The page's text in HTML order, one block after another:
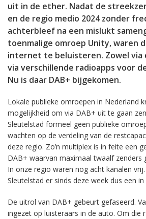
uit in de ether. Nadat de
en de regio medio 2024 zonder
achterbleef na een mislukt
toenmalige omroep Unity, waren
internet te beluisteren. Zowel via
via verschillende radioapps voor
Nu is daar DAB+ bijgekomen.
Lokale publieke omroepen in Nederland
mogelijkheid om via DAB+ uit te gaan
Sleutelstad formeel geen publieke
wachten op de verdeling van de
deze regio. Zo’n multiplex is in feite een
DAB+ waarvan maximaal twaalf zenders
In onze regio waren nog acht kanalen
Sleutelstad er sinds deze week dus een in
De uitrol van DAB+ gebeurt gefaseerd.
ingezet op luisteraars in de auto. Om die